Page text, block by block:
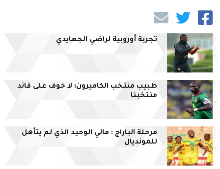
تجربة أوروبية لراضي الجعايدي
طبيب منتخب الكاميرون: لا خوف على قائد
منتخبنا
مرحلة الباراج : مالي الوحيد الذي لم يتأهل
للمونديال